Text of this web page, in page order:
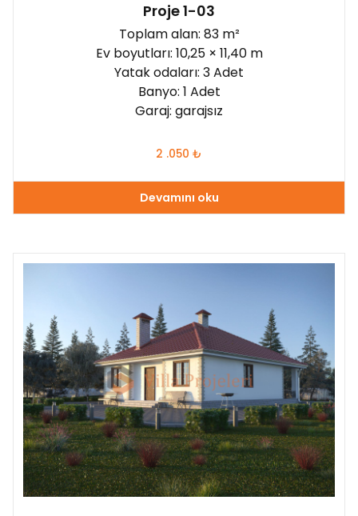
Proje 1-03
Toplam alan: 83 m²
Ev boyutları: 10,25 × 11,40 m
Yatak odaları: 3 Adet
Banyo: 1 Adet
Garaj: garajsız
2 .050 ₺
Devamını oku